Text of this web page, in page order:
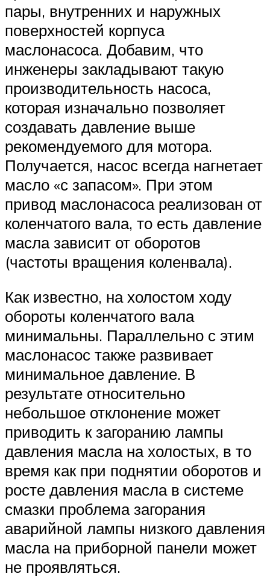
пары, внутренних и наружных
поверхностей корпуса
маслонасоса. Добавим, что
инженеры закладывают такую
производительность насоса,
которая изначально позволяет
создавать давление выше
рекомендуемого для мотора.
Получается, насос всегда нагнетает
масло «с запасом». При этом
привод маслонасоса реализован от
коленчатого вала, то есть давление
масла зависит от оборотов
(частоты вращения коленвала).
Как известно, на холостом ходу
обороты коленчатого вала
минимальны. Параллельно с этим
маслонасос также развивает
минимальное давление. В
результате относительно
небольшое отклонение может
приводить к загоранию лампы
давления масла на холостых, в то
время как при поднятии оборотов и
росте давления масла в системе
смазки проблема загорания
аварийной лампы низкого давления
масла на приборной панели может
не проявляться.